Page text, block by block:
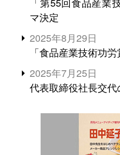
マ決定
2025年8月29日
「食品産業技術功
2025年7月25日
代表取締役社長交